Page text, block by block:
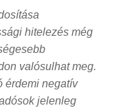
hitelezés még
valósulhat meg.
érdemi negatív
jelenleg